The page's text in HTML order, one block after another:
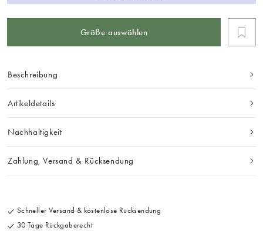
Größe auswählen
Beschreibung
Artikeldetails
Nachhaltigkeit
Zahlung, Versand & Rücksendung
Schneller Versand & kostenlose Rücksendung
30 Tage Rückgaberecht